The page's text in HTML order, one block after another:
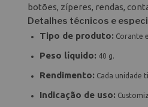
botões, zíperes, rendas,
Detalhes técnicos e
Tipo de produto: Corante
Peso líquido: 40 g.
Rendimento: Cada unidade
Indicação de uso: